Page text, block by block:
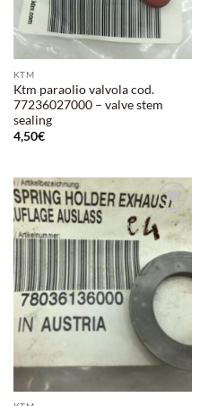
KTM
Ktm paraolio valvola cod.
77236027000 – valve stem
sealing
4,50€
Aggiungi
alla lista
desideri